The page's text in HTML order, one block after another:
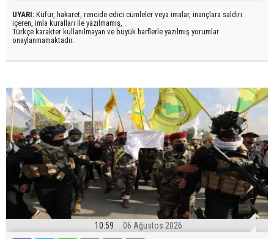
UYARI: Küfür, hakaret, rencide edici cümleler veya imalar, inançlara saldırı
içeren, imla kuralları ile yazılmamış,
Türkçe karakter kullanılmayan ve büyük harflerle yazılmış yorumlar
onaylanmamaktadır.
10:59 06 Ağustos 2026